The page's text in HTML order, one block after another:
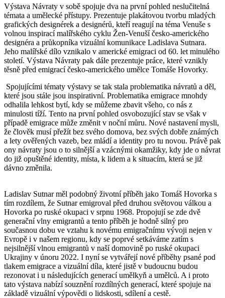
Výstava Návraty v sobě spojuje dva na první pohled neslučitelná
témata a umělecké přístupy. Prezentuje plakátovou tvorbu mladých
grafických designérek a designérů, kteří reagují na téma Venuše s
volnou inspirací malířského cyklu Žen-Venuší česko-amerického
designéra a průkopníka vizuální komunikace Ladislava Sutnara.
Jeho malířské dílo vznikalo v americké emigraci od 60. let minulého
století. Výstava Návraty pak dále prezentuje práce, které vznikly
těsně před emigrací česko-amerického umělce Tomáše Hovorky.
Spojujícími tématy výstavy se tak stala problematika návratů a děl,
které jsou stále jsou inspirativní. Problematika emigrace mnohdy
odhalila lehkost bytí, kdy se můžeme zbavit všeho, co nás z
minulosti tíží. Tento na první pohled osvobozující stav se však v
případě emigrace může změnit v noční můru. Nové nastavení mysli,
že člověk musí přežít bez svého domova, bez svých dobře známých
a lety ověřených vazeb, bez mládí a identity pro tu novou. Právě pak
ony návraty jsou o to silnější a vzácnými okamžiky, kdy jde o návrat
do již opuštěné identity, místa, k lidem a k situacím, která se již
dávno změnila.
Ladislav Sutnar měl podobný životní příběh jako Tomáš Hovorka s
tím rozdílem, že Sutnar emigroval před druhou světovou válkou a
Hovorka po ruské okupaci v srpnu 1968. Propojují se zde dvě
generační vlny emigrantů a tento příběh je hodně silný pro
současnou dobu ve vztahu k novému emigračnímu vývoji nejen v
Evropě i v našem regionu, kdy se poprvé setkáváme zatím s
nejsilnější vlnou emigrantů v naší domovině po ruské okupaci
Ukrajiny v únoru 2022. I nyní se vytvářejí nové příběhy psané pod
tlakem emigrace a vizuální díla, které jistě v budoucnu budou
rezonovat i u následujících generací umělkyň a umělců. A i proto
tato výstava nabízí souznění rozdílných generací, které spojuje na
základě vizuální výpovědi o lidskosti, sdílení a cestě.